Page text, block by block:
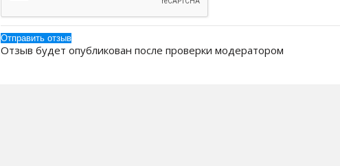
Отзыв будет опубликован после проверки модератором